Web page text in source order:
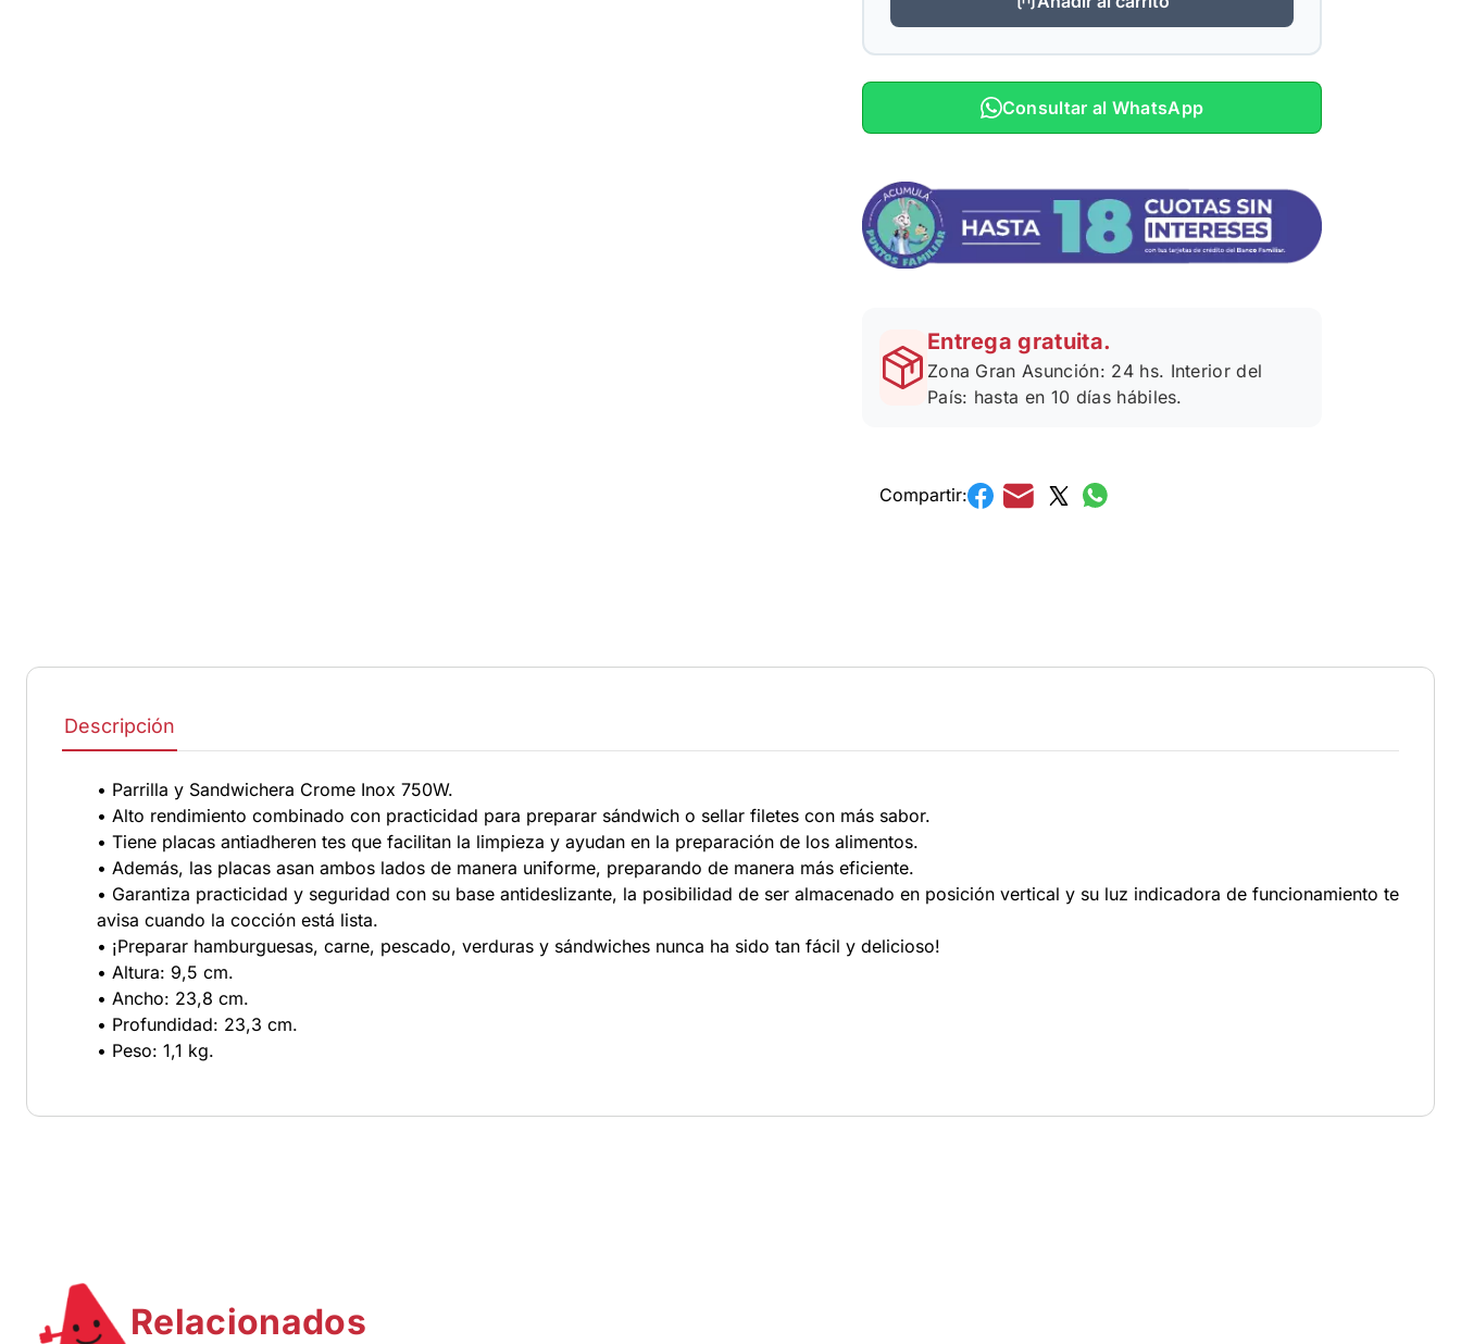
Consultar al WhatsApp
Entrega gratuita.
Zona Gran Asunción: 24 hs. Interior del
País: hasta en 10 días hábiles.
Compartir:
Descripción
• Parrilla y Sandwichera Crome Inox 750W.
• Alto rendimiento combinado con practicidad para preparar sándwich o sellar filetes con más sabor.
• Tiene placas antiadheren tes que facilitan la limpieza y ayudan en la preparación de los alimentos.
• Además, las placas asan ambos lados de manera uniforme, preparando de manera más eficiente.
• Garantiza practicidad y seguridad con su base antideslizante, la posibilidad de ser almacenado en posición vertical y su luz indicadora de funcionamiento te
avisa cuando la cocción está lista.
• ¡Preparar hamburguesas, carne, pescado, verduras y sándwiches nunca ha sido tan fácil y delicioso!
• Altura: 9,5 cm.
• Ancho: 23,8 cm.
• Profundidad: 23,3 cm.
• Peso: 1,1 kg.
Relacionados